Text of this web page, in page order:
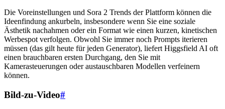
Die Voreinstellungen und Sora 2 Trends der Plattform können die
Ideenfindung ankurbeln, insbesondere wenn Sie eine soziale
Ästhetik nachahmen oder ein Format wie einen kurzen, kinetischen
Werbespot verfolgen. Obwohl Sie immer noch Prompts iterieren
müssen (das gilt heute für jeden Generator), liefert Higgsfield AI oft
einen brauchbaren ersten Durchgang, den Sie mit
Kamerasteuerungen oder austauschbaren Modellen verfeinern
können.
Bild-zu-Video#